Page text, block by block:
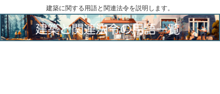
建築に関する用語と関連法令を説明します。